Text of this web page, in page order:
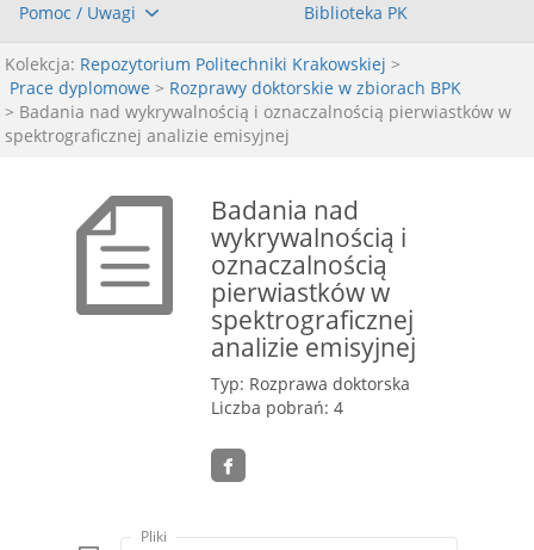
Pomoc / Uwagi Biblioteka PK
Kolekcja: Repozytorium Politechniki Krakowskiej >
Prace dyplomowe > Rozprawy doktorskie w zbiorach BPK
> Badania nad wykrywalnością i oznaczalnością pierwiastków w
spektrograficznej analizie emisyjnej
Badania nad
wykrywalnością i
oznaczalnością
pierwiastków w
spektrograficznej
analizie emisyjnej
Typ: Rozprawa doktorska
Liczba pobrań: 4
Pliki